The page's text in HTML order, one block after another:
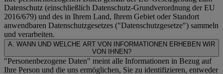
Datenschutz (einschließlich Datenschutz-Grundverordnung der EU
2016/679) und des in Ihrem Land, Ihrem Gebiet oder Standort
anwendbaren Datenschutzgesetzes ("Datenschutzgesetze") sammeln
und verarbeiten.
A. WANN UND WELCHE ART VON INFORMATIONEN ERHEBEN WIR
VON IHNEN?
"Personenbezogene Daten" meint alle Informationen in Bezug auf
Ihre Person und die uns ermöglichen, Sie zu identifizieren, entweder